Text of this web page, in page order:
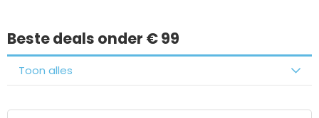
Beste deals onder € 99
Toon alles